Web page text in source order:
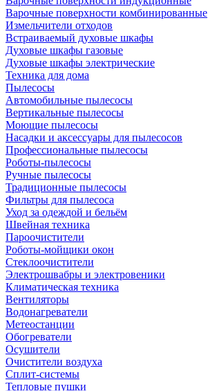
Варочные поверхности комбинированные
Измельчители отходов
Встраиваемый духовые шкафы
Духовые шкафы газовые
Духовые шкафы электрические
Техника для дома
Пылесосы
Автомобильные пылесосы
Вертикальные пылесосы
Моющие пылесосы
Насадки и аксессуары для пылесосов
Профессиональные пылесосы
Роботы-пылесосы
Ручные пылесосы
Традиционные пылесосы
Фильтры для пылесоса
Уход за одеждой и бельём
Швейная техника
Пароочистители
Роботы-мойщики окон
Стеклоочистители
Электрошвабры и электровеники
Климатическая техника
Вентиляторы
Водонагреватели
Метеостанции
Обогреватели
Осушители
Очистители воздуха
Сплит-системы
Тепловые пушки